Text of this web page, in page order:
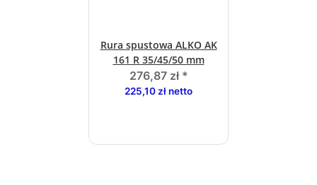
Rura spustowa ALKO AK
161 R 35/45/50 mm
276,87 zł *
225,10 zł netto